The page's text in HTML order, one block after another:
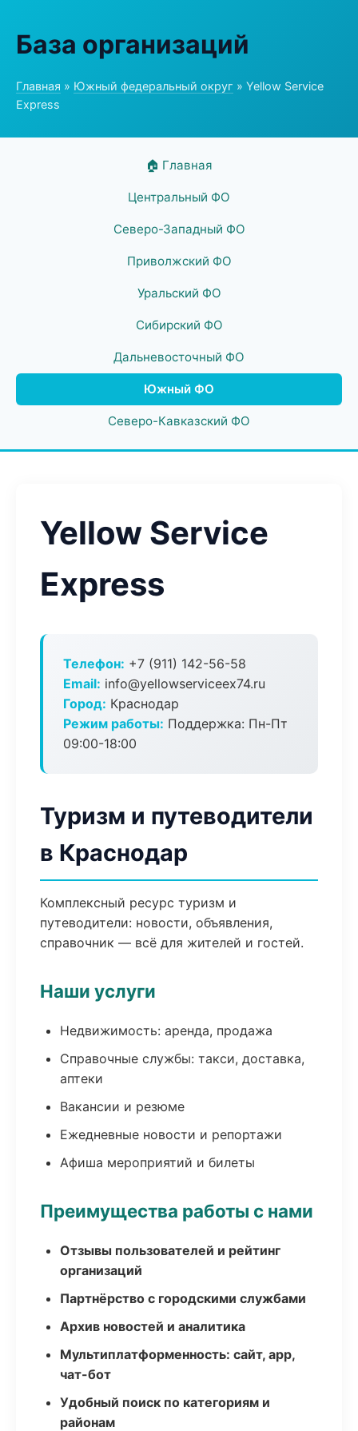
База организаций
Главная » Южный федеральный округ » Yellow Service
Express
🏠 Главная
Центральный ФО
Северо-Западный ФО
Приволжский ФО
Уральский ФО
Сибирский ФО
Дальневосточный ФО
Южный ФО
Северо-Кавказский ФО
Yellow Service
Express
Телефон: +7 (911) 142-56-58
Email: info@yellowserviceex74.ru
Город: Краснодар
Режим работы: Поддержка: Пн-Пт
09:00-18:00
Туризм и путеводители
в Краснодар
Комплексный ресурс туризм и
путеводители: новости, объявления,
справочник — всё для жителей и гостей.
Наши услуги
Недвижимость: аренда, продажа
Справочные службы: такси, доставка,
аптеки
Вакансии и резюме
Ежедневные новости и репортажи
Афиша мероприятий и билеты
Преимущества работы с нами
Отзывы пользователей и рейтинг
организаций
Партнёрство с городскими службами
Архив новостей и аналитика
Мультиплатформенность: сайт, app,
чат-бот
Удобный поиск по категориям и
районам